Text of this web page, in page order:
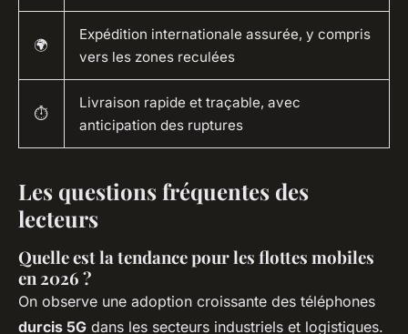
🌍
Expédition internationale assurée, y compris
vers les zones reculées
⏱️
Livraison rapide et traçable, avec
anticipation des ruptures
Les questions fréquentes des
lecteurs
Quelle est la tendance pour les flottes mobiles
en 2026 ?
On observe une adoption croissante des téléphones
durcis 5G dans les secteurs industriels et logistiques.